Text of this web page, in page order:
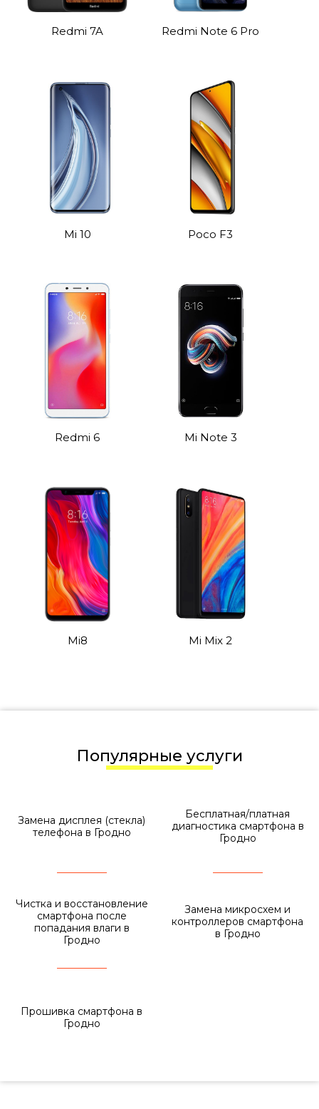
Redmi 7A Redmi Note 6 Pro
Mi 10 Poco F3
Redmi 6 Mi Note 3
Mi8 Mi Mix 2
Популярные услуги
Замена дисплея (стекла)
телефона в Гродно
Бесплатная/платная
диагностика смартфона в
Гродно
Чистка и восстановление
смартфона после
попадания влаги в
Гродно
Замена микросхем и
контроллеров смартфона
в Гродно
Прошивка смартфона в
Гродно